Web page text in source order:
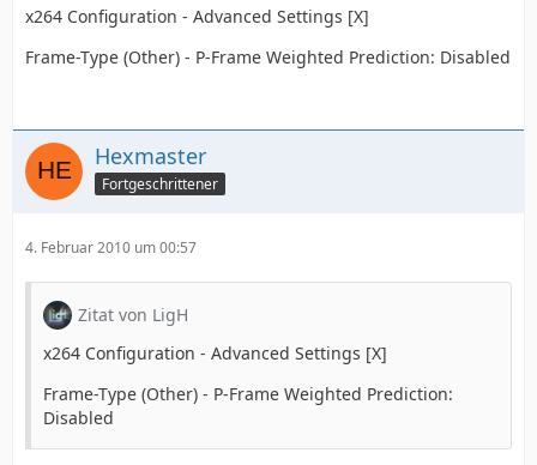
x264 Configuration - Advanced Settings [X]
Frame-Type (Other) - P-Frame Weighted Prediction: Disabled
Hexmaster
Fortgeschrittener
4. Februar 2010 um 00:57
Zitat von LigH
x264 Configuration - Advanced Settings [X]
Frame-Type (Other) - P-Frame Weighted Prediction:
Disabled